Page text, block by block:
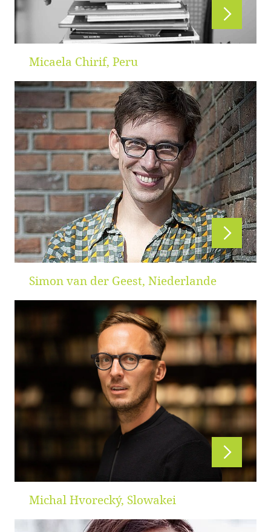
Micaela Chirif, Peru
Simon van der Geest, Niederlande
Michal Hvorecký, Slowakei